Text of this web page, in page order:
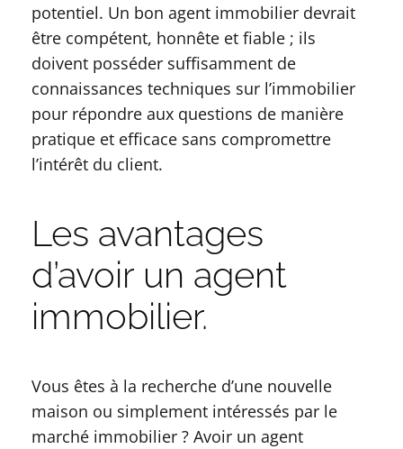
potentiel. Un bon agent immobilier devrait
être compétent, honnête et fiable ; ils
doivent posséder suffisamment de
connaissances techniques sur l’immobilier
pour répondre aux questions de manière
pratique et efficace sans compromettre
l’intérêt du client.
Les avantages
d’avoir un agent
immobilier.
Vous êtes à la recherche d’une nouvelle
maison ou simplement intéressés par le
marché immobilier ? Avoir un agent